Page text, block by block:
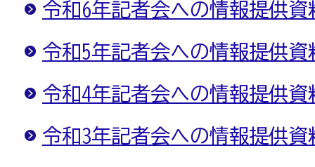
令和6年記者会への情報提供資
令和5年記者会への情報提供資
令和4年記者会への情報提供資
令和3年記者会への情報提供資